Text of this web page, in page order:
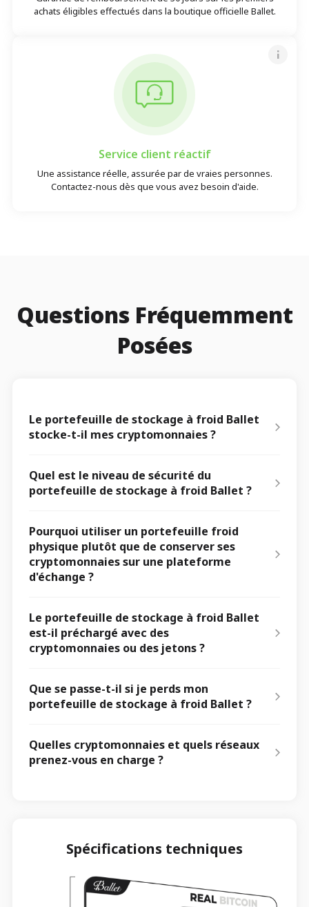
achats éligibles effectués dans la boutique officielle Ballet.
Service client réactif
Une assistance réelle, assurée par de vraies personnes.
Contactez-nous dès que vous avez besoin d'aide.
Questions Fréquemment
Posées
Le portefeuille de stockage à froid Ballet
stocke-t-il mes cryptomonnaies ?
Quel est le niveau de sécurité du
portefeuille de stockage à froid Ballet ?
Pourquoi utiliser un portefeuille froid
physique plutôt que de conserver ses
cryptomonnaies sur une plateforme
d'échange ?
Le portefeuille de stockage à froid Ballet
est-il préchargé avec des
cryptomonnaies ou des jetons ?
Que se passe-t-il si je perds mon
portefeuille de stockage à froid Ballet ?
Quelles cryptomonnaies et quels réseaux
prenez-vous en charge ?
Spécifications techniques